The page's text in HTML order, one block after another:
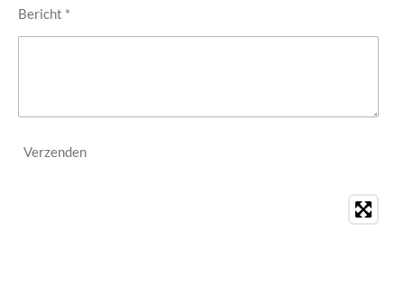
Bericht *
Verzenden